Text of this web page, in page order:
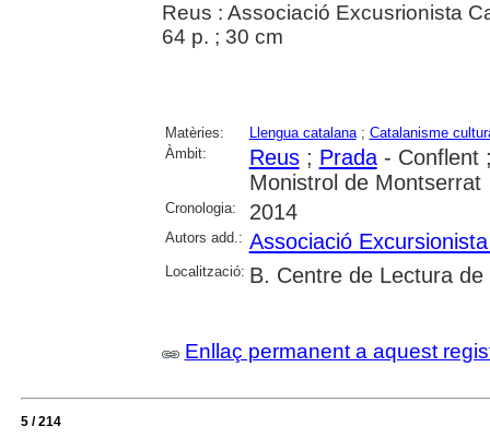
Reus : Associació Excusrionista
64 p. ; 30 cm
Matèries: Llengua catalana; Catalanisme
Àmbit:
Reus; Prada- Conflent
Monistrol de Montserrat
Cronologia: 2014
Autors add.: Associació
Localització: B. Centre de Lectura de
Enllaç permanent a aquest
5 / 214